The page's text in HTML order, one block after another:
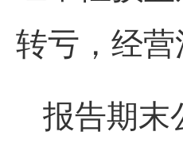
转亏，经
报告期末